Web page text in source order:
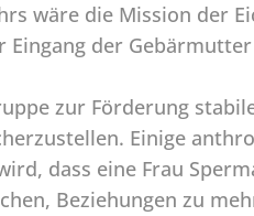
wäre die Mission der
der
zur Förderung
Einige
dass eine Frau
Beziehungen zu